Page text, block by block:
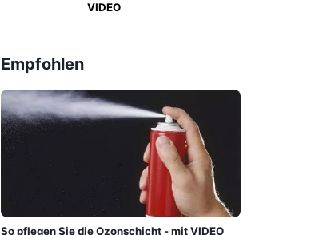
VIDEO
Empfohlen
So pflegen Sie die Ozonschicht - mit VIDEO